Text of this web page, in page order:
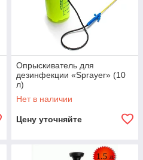
Опрыскиватель для
дезинфекции «Sprayer» (10
л)
Нет в наличии
Цену уточняйте